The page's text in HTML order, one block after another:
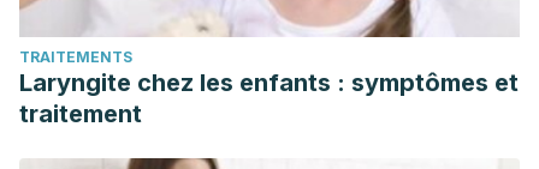
TRAITEMENTS
Laryngite chez les enfants : symptômes et
traitement